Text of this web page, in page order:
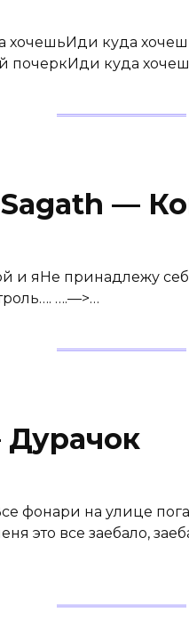
куда
куда
—
и яНе принадлежу
….—>…
фонари на улице
это все заебало,